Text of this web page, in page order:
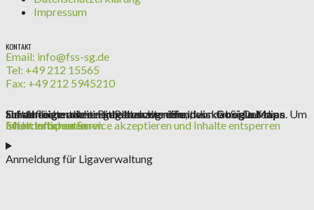
Impressum
KONTAKT
Email: info@fss-sg.de
Tel: +49 212 15565
Fax: +49 212 5945210
Sie sehen gerade einen Platzhalterinhalt vonGoogle Maps
. Um auf den eigentlichen Inhalt zuzugreifen, klicken Sie auf die Schaltfläche unten. Bitte beachten Sie, dass dabei Daten an Drittanbieter weitergegeben werden.
Mehr Informationen
Inhalt entsperren
Erforderlichen Service akzeptieren und Inhalte entsperren
Anmeldung für Ligaverwaltung